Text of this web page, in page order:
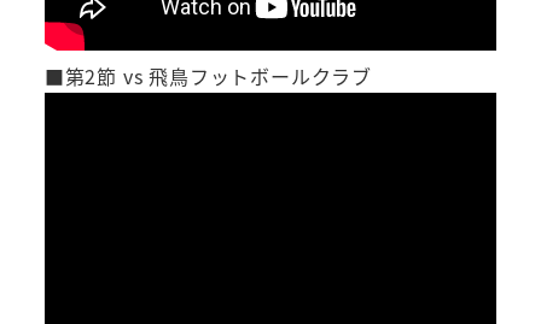
■第2節 vs 飛鳥フットボールクラブ